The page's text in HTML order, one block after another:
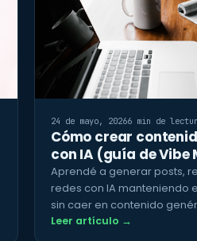
24 de mayo, 20266 min de
Cómo crear
con IA (guía de
Aprendé a generar posts,
redes con IA manteniendo
sin caer en contenido
Leer artículo →